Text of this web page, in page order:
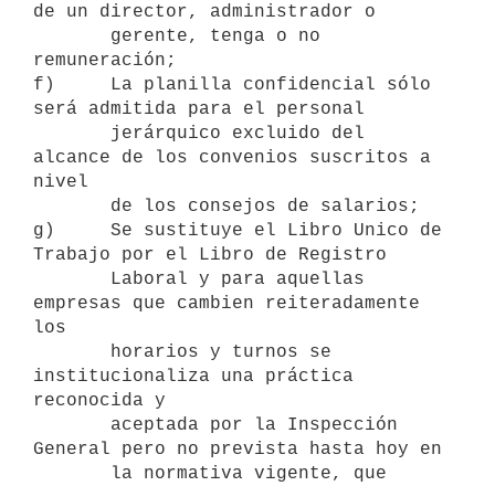
de un director, administrador o
remuneración;
f)     La planilla confidencial sólo
será admitida para el personal
alcance de los convenios suscritos a
nivel
g)     Se sustituye el Libro Unico de
Trabajo por el Libro de Registro
empresas que cambien reiteradamente
los
institucionaliza una práctica
reconocida y
General pero no prevista hasta hoy en